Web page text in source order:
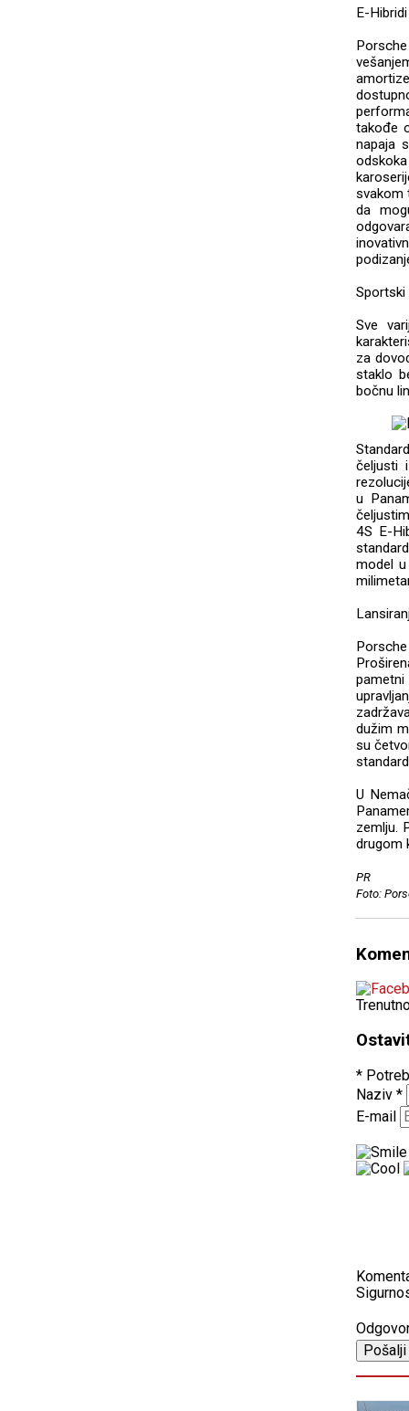
E-
takođe
napaja
svakom
da
Sportski
Sve
za
staklo
bočnu
čeljusti
u
4S E-
model
dužim
su
U
zemlju.
drugom
PR
Foto:
*
Naziv *
E-mail